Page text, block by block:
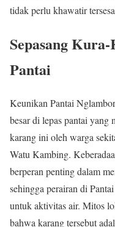
tidak perlu khawatir
Sepasang
Pantai
Keunikan Pantai
besar di lepas pantai yang
karang ini oleh warga
Watu Kambing.
berperan penting dalam
sehingga perairan di
untuk aktivitas air. Mitos
bahwa karang tersebut